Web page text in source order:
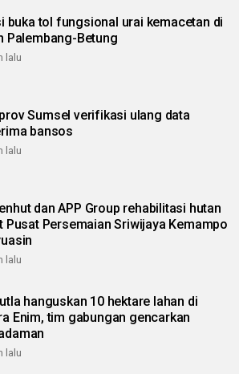
buka tol fungsional urai kemacetan di
Palembang-Betung
lalu
Sumsel verifikasi ulang data
bansos
lalu
dan APP Group rehabilitasi hutan
Pusat Persemaian Sriwijaya Kemampo
lalu
hanguskan 10 hektare lahan di
Enim, tim gabungan gencarkan
lalu